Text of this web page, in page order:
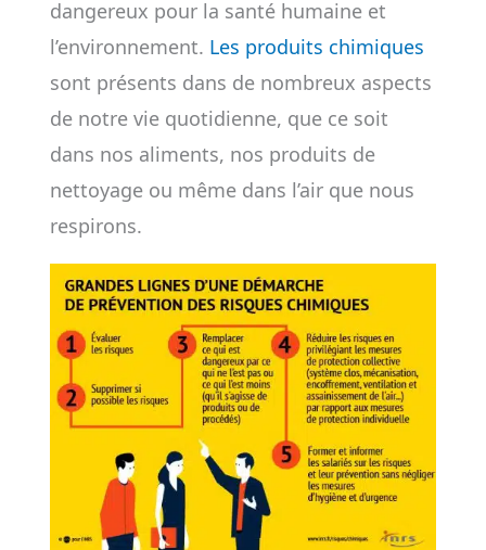
dangereux pour la santé humaine et
l’environnement. Les produits chimiques
sont présents dans de nombreux aspects
de notre vie quotidienne, que ce soit
dans nos aliments, nos produits de
nettoyage ou même dans l’air que nous
respirons.